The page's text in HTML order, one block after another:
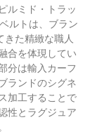
ルミド・トラッ
ルトは、ブラン
きた精緻な職人
合を体現してい
分は輸入カーフ
ランドのシグネ
加工することで
性とラグジュア